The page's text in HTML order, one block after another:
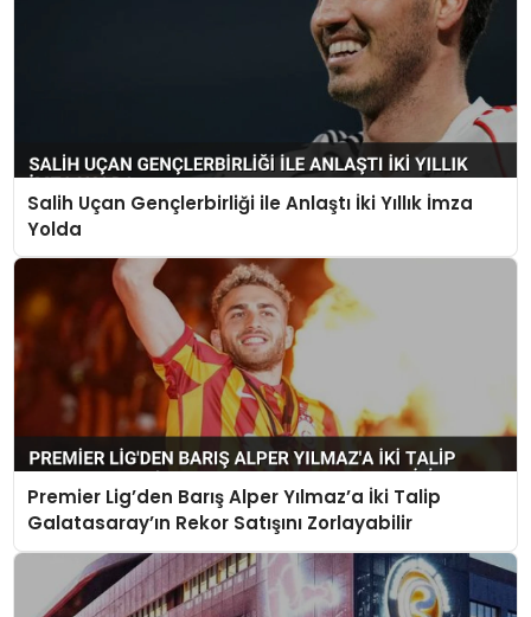
Salih Uçan Gençlerbirliği ile Anlaştı İki Yıllık İmza
Yolda
Premier Lig’den Barış Alper Yılmaz’a İki Talip
Galatasaray’ın Rekor Satışını Zorlayabilir